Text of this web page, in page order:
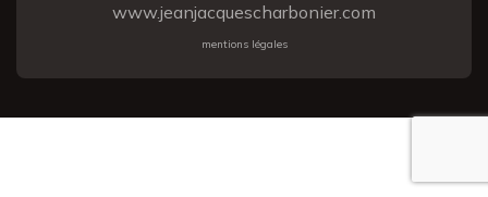
www.jeanjacquescharbonier.com
mentions légales